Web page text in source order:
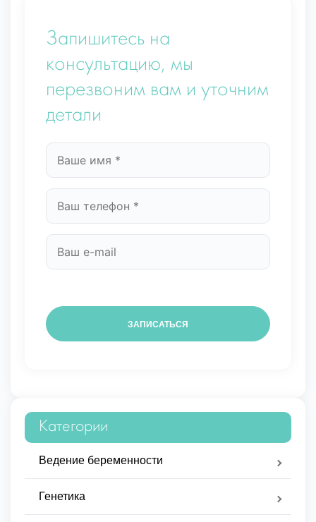
Запишитесь на
консультацию, мы
перезвоним вам и уточним
детали
Категории
Ведение беременности
Генетика